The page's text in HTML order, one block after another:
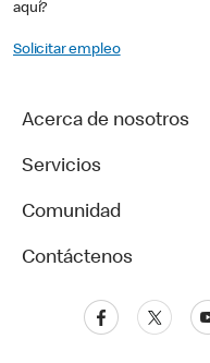
aquí?
Solicitar empleo
Acerca de nosotros
Servicios
Comunidad
Contáctenos